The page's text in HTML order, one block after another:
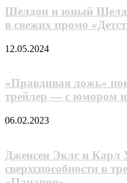
Шелдон и юный
в свежих промо
12.05.2024
«Правдивая ложь»
трейлер — с юмором
06.02.2023
Дженсен Эклс и Карл
сверхспособности в